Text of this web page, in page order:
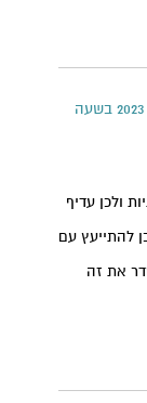
2 באוקטובר 2023 בשעה
ולכן עדיף
להתייעץ עם
את זה